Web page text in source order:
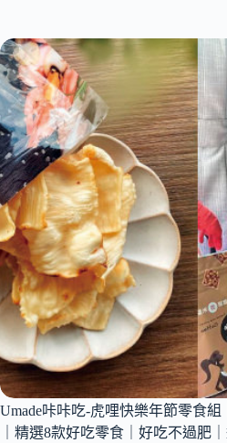
嚼
食
系-
不
要
再
裝
蒜
｜
1
口
咬
下
滿
滿
蒜
味
｜
使
用
台
Umade咔咔吃-虎哩快樂年節零食
｜精選8款好吃零食｜好吃不過肥